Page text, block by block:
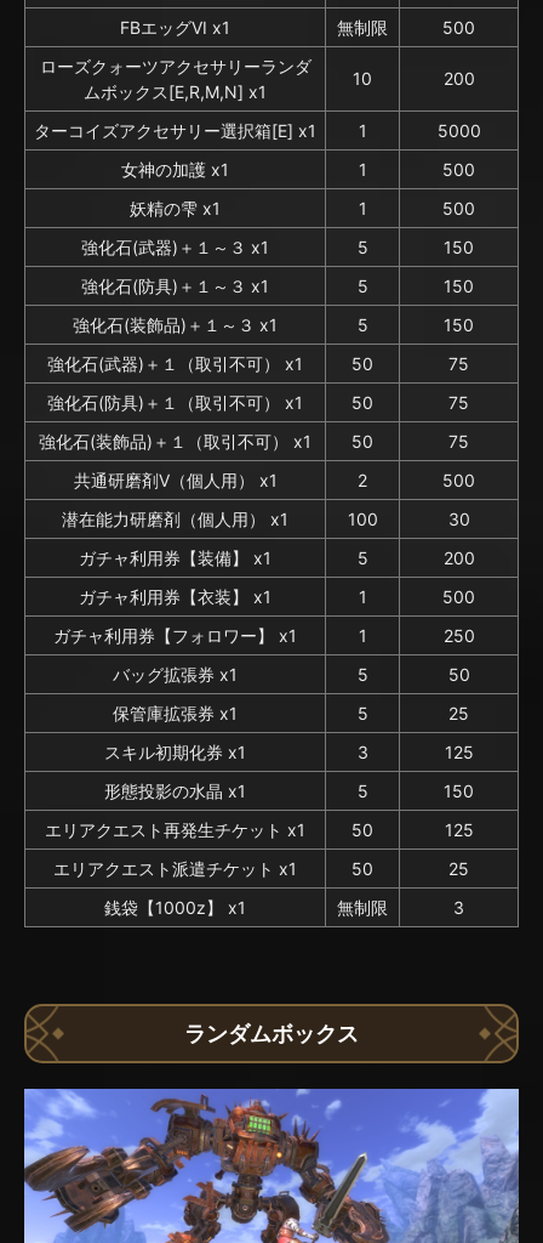
FBエッグVI x1
無制限
500
ローズクォーツアクセサリーランダ
ムボックス[E,R,M,N] x1
10 200
ターコイズアクセサリー選択箱[E] x1 1
5000
女神の加護 x1
1
500
妖精の雫 x1
1
500
強化石(武器)＋１～３ x1
5
150
強化石(防具)＋１～３ x1
5
150
強化石(装飾品)＋１～３ x1
5
150
強化石(武器)＋１（取引不可） x1
50
75
強化石(防具)＋１（取引不可） x1
50
75
強化石(装飾品)＋１（取引不可） x1
50
75
共通研磨剤V（個人用） x1
2
500
潜在能力研磨剤（個人用） x1
100
30
ガチャ利用券【装備】 x1
5
200
ガチャ利用券【衣装】 x1
1
500
ガチャ利用券【フォロワー】 x1
1
250
バッグ拡張券 x1
5
50
保管庫拡張券 x1
5
25
スキル初期化券 x1
3
125
形態投影の水晶 x1
5
150
エリアクエスト再発生チケット x1
50
125
エリアクエスト派遣チケット x1
50
25
銭袋【1000z】 x1
無制限 3
ランダムボックス